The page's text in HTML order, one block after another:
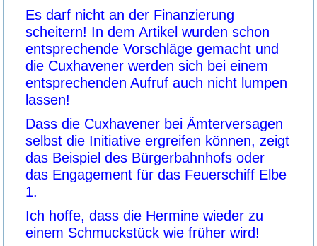
Es darf nicht an der Finanzierung
scheitern! In dem Artikel wurden schon
entsprechende Vorschläge gemacht und
die Cuxhavener werden sich bei einem
entsprechenden Aufruf auch nicht lumpen
lassen!
Dass die Cuxhavener bei Ämterversagen
selbst die Initiative ergreifen können, zeigt
das Beispiel des Bürgerbahnhofs oder
das Engagement für das Feuerschiff Elbe
1.
Ich hoffe, dass die Hermine wieder zu
einem Schmuckstück wie früher wird!